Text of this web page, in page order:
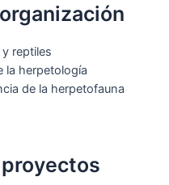
reptiles
la herpetología
de la herpetofauna